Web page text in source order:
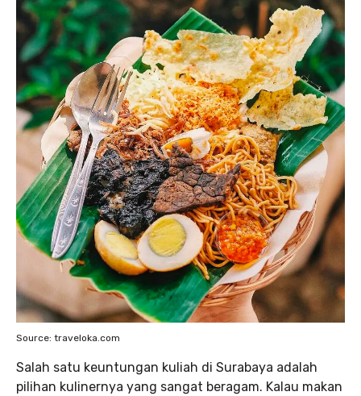
Source: traveloka.com
Salah satu keuntungan kuliah di Surabaya adalah
pilihan kulinernya yang sangat beragam. Kalau makan